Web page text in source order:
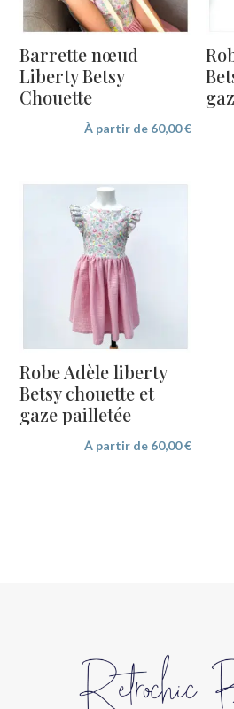
Barrette nœud
Liberty Betsy
Chouette
À partir de 60,00€
Robe Adèle liberty
Betsy chouette et
gaze pailletée
À partir de 60,00€